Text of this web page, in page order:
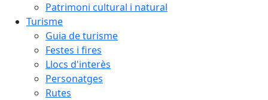
Patrimoni cultural i natural
Turisme
Guia de turisme
Festes i fires
Llocs d'interès
Personatges
Rutes